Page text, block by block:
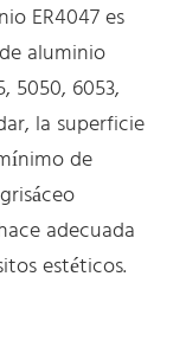
ER4047 es
aluminio
5050, 6053,
la superficie
de
adecuada
estéticos.